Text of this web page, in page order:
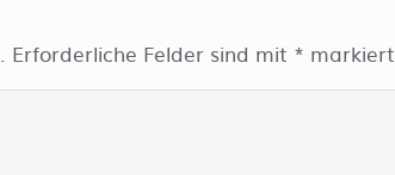
Erforderliche Felder sind mit * markiert